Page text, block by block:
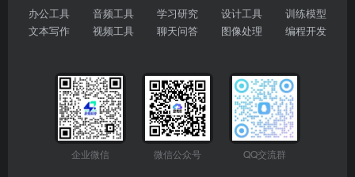
办公工具
文本写作
音频工具
视频工具
学习研究
聊天问答
设计工具
图像处理
训练模型
编程开发
企业微信 微信公众号 QQ交流群